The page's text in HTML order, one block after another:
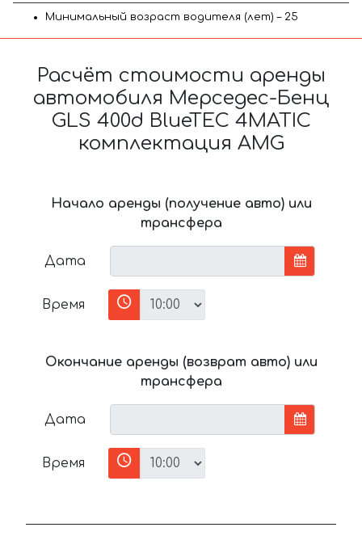
Минимальный возраст водителя (лет) – 25
Расчёт стоимости аренды
автомобиля Мерседес-Бенц
GLS 400d BlueTEC 4MATIC
комплектация AMG
Начало аренды (получение авто) или
трансфера
Дата
Время
Окончание аренды (возврат авто) или
трансфера
Дата
Время